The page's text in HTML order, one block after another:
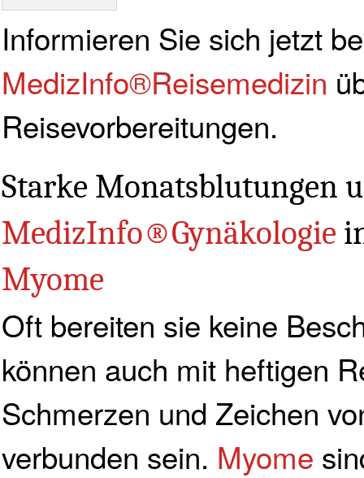
Informieren Sie sich jetzt
MedizInfo®Reisemedizin
Reisevorbereitungen.
Starke Monatsblutungen
MedizInfo®Gynäkologie
Myome
Oft bereiten sie keine
können auch mit heftigen
Schmerzen und Zeichen
verbunden sein. Myome